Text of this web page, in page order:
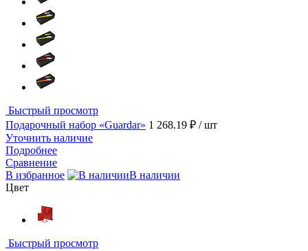
Быстрый просмотр
Подарочный набор «Guardar» 1 268.19 ₽ / шт
Уточнить наличие
Подробнее
Сравнение
В избранное
В наличии
Цвет
Быстрый просмотр